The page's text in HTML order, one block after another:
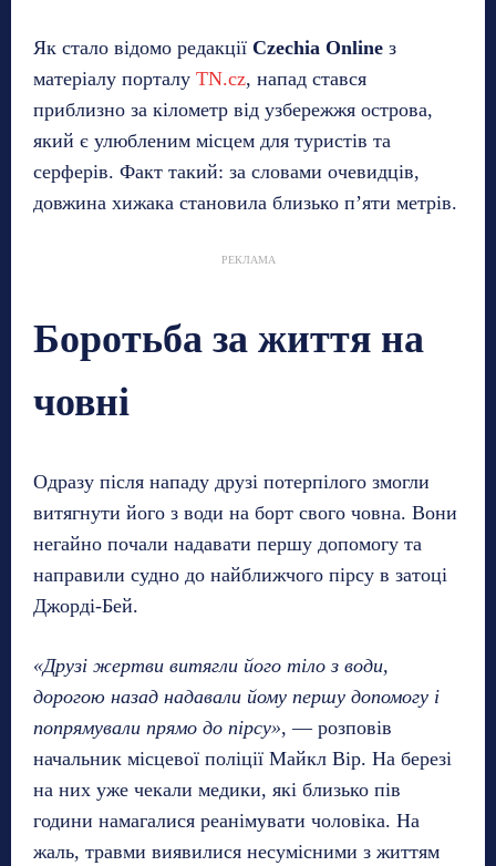
Як стало відомо редакції Czechia Online з
матеріалу порталу TN.cz, напад стався
приблизно за кілометр від узбережжя острова,
який є улюбленим місцем для туристів та
серферів. Факт такий: за словами очевидців,
довжина хижака становила близько п’яти метрів.
РЕКЛАМА
Боротьба за життя на
човні
Одразу після нападу друзі потерпілого змогли
витягнути його з води на борт свого човна. Вони
негайно почали надавати першу допомогу та
направили судно до найближчого пірсу в затоці
Джорді-Бей.
«Друзі жертви витягли його тіло з води,
дорогою назад надавали йому першу допомогу і
попрямували прямо до пірсу», — розповів
начальник місцевої поліції Майкл Вір. На березі
на них уже чекали медики, які близько пів
години намагалися реанімувати чоловіка. На
жаль, травми виявилися несумісними з життям